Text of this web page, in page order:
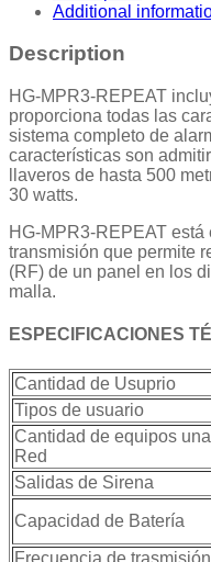
Additional
Description
HG-MPR3-REPEAT
proporciona todas las
sistema completo de
características son
llaveros de hasta 500
30 watts.
HG-MPR3-REPEAT
transmisión que permite
(RF) de un panel en los
malla.
ESPECIFICACIONES
Cantidad de Usuprio
Tipos de usuario
Cantidad de equipos una
Red
Salidas de Sirena
Capacidad de Batería
Frecuencia de trasmisión